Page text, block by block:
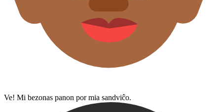
Ve! Mi bezonas panon por mia sandviĉo.